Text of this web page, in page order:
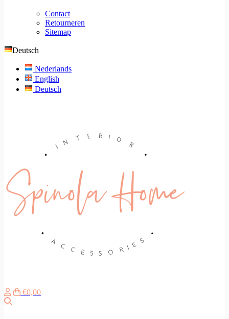
Contact
Retourneren
Sitemap
Deutsch
Nederlands
English
Deutsch
€0,00